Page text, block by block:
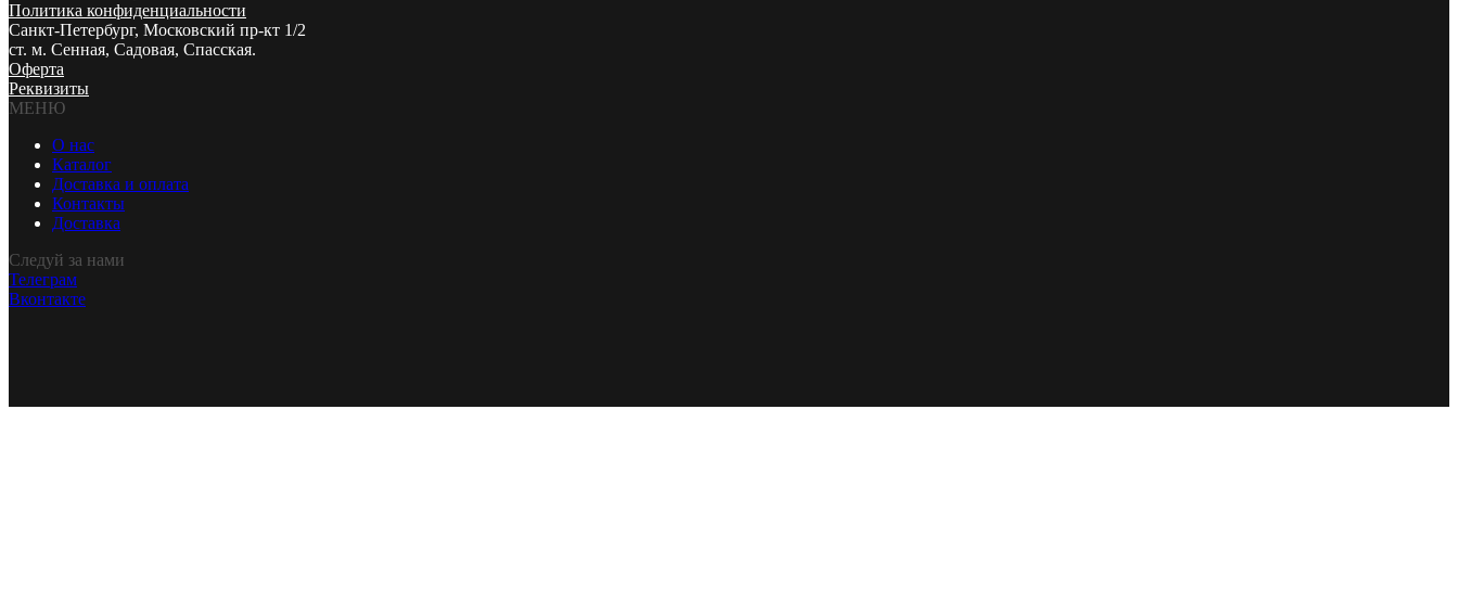
Политика конфиденциальности
Санкт-Петербург, Московский пр-кт 1/2
ст. м. Сенная, Садовая, Спасская.
Оферта
Реквизиты
МЕНЮ
О нас
Каталог
Доставка и оплата
Контакты
Доставка
Следуй за нами
Телеграм
Вконтакте